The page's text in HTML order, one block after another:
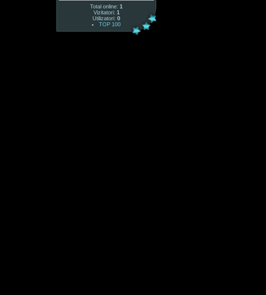
Total online: 1
Vizitatori: 1
Utilizatori: 0
TOP 100